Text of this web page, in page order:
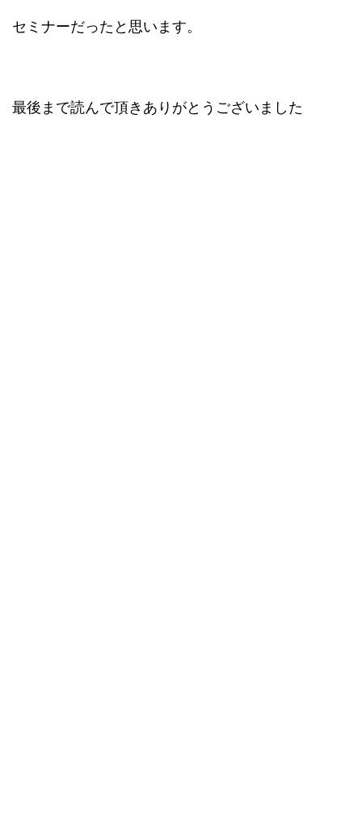
セミナーだったと思います。
最後まで読んで頂きありがとうございました